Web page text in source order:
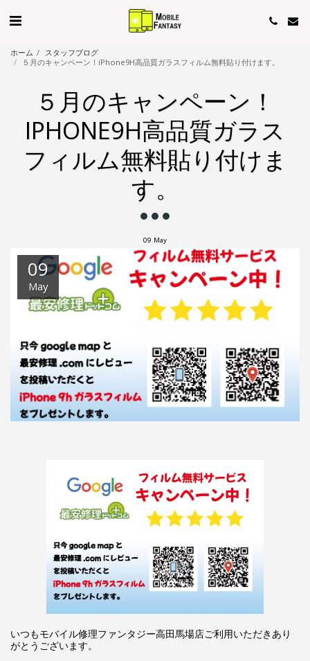
ホーム
スタッフブログ
５月のキャンペーン！iPhone9H高品質ガラスフィルム無料貼り付けます。
５月のキャンペーン！
IPHONE9H高品質ガラス
フィルム無料貼り付けま
す。
09 May
09
May
いつもモバイル修理ファンタジー高田馬場店ご利用いただきあり
がとうございます。